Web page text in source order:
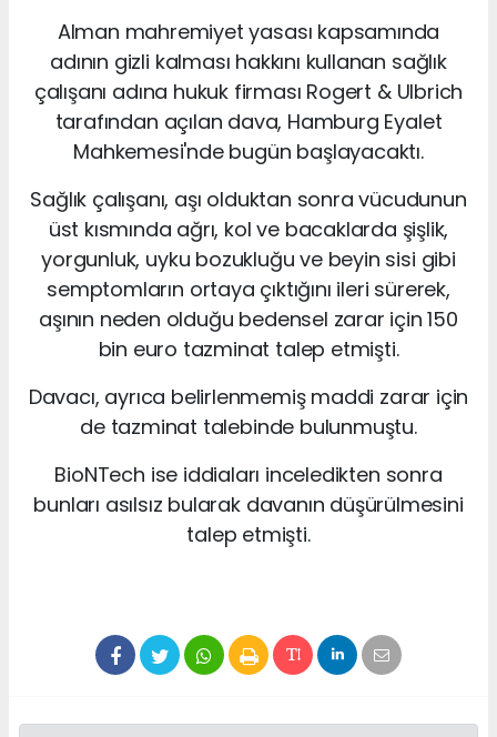
Alman mahremiyet yasası kapsamında
adının gizli kalması hakkını kullanan sağlık
çalışanı adına hukuk firması Rogert & Ulbrich
tarafından açılan dava, Hamburg Eyalet
Mahkemesi'nde bugün başlayacaktı.
Sağlık çalışanı, aşı olduktan sonra vücudunun
üst kısmında ağrı, kol ve bacaklarda şişlik,
yorgunluk, uyku bozukluğu ve beyin sisi gibi
semptomların ortaya çıktığını ileri sürerek,
aşının neden olduğu bedensel zarar için 150
bin euro tazminat talep etmişti.
Davacı, ayrıca belirlenmemiş maddi zarar için
de tazminat talebinde bulunmuştu.
BioNTech ise iddiaları inceledikten sonra
bunları asılsız bularak davanın düşürülmesini
talep etmişti.